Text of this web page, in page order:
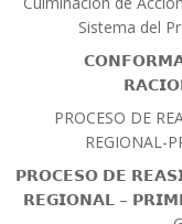
Sistema del
PROCESO DE
REGIONAL-
𝗣𝗥𝗢𝗖𝗘𝗦𝗢 𝗗𝗘
𝗥𝗘𝗚𝗜𝗢𝗡𝗔𝗟 –